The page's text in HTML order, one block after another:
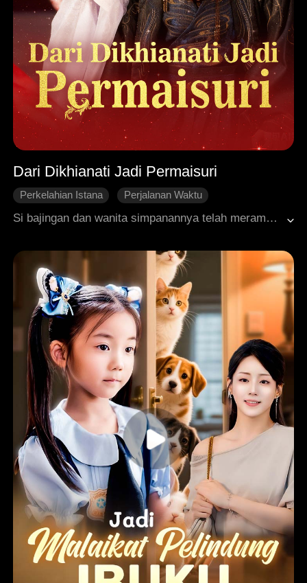
Dari Dikhianati Jadi Permaisuri
Perkelahian Istana
Perjalanan Waktu
Putra Mahkota
Si bajingan dan wanita simpanannya telah merampas segalanya dari dirinya. Setelah terlahir kembali, dia buang si bebal itu dan memilih menikahi putra mahkota yang kabarnya sakit parah. Semua orang menyangka dia akan segera menjadi janda muda. Namun, lihatlah! Pria berwibawa dan tampan luar biasa yang muncul itu... bukankah wajahnya persis seperti sang putra mahkota yang lumpuh itu?